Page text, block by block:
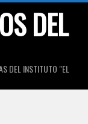
DEL
DEL INSTITUTO "EL